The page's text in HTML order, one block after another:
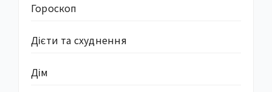
Гороскоп
Дієти та схуднення
Дім